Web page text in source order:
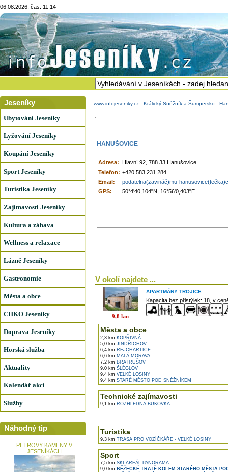
06.08.2026, čas: 11:14
Jeseníky
Ubytování Jeseníky
Lyžování Jeseníky
Koupání Jeseníky
Sport Jeseníky
Turistika Jeseníky
Zajímavosti Jeseníky
Kultura a zábava
Wellness a relaxace
Lázně Jeseníky
Gastronomie
Města a obce
CHKO Jeseníky
Doprava Jeseníky
Horská služba
Aktuality
Kalendář akcí
Služby
Náhodný tip
PETROVY KAMENY V
JESENÍKÁCH
www.infojeseniky.cz - Králický Sněžník a Šumpersko -
HANUŠOVICE
Adresa: Hlavní 92, 788 33 Hanušovice
Telefon: +420 583 231 284
Email:
podatelna(zavináč)mu-
GPS:
50°4'40,104"N, 16°56'0,403"E
V okolí najdete ...
9,8 km
APARTMÁNY TROJICE
Kapacita bez přistýlek: 18, v
Města a obce
2,3 km KOPŘIVNÁ
5,0 km JINDŘICHOV
6,4 km REJCHARTICE
6,6 km MALÁ MORAVA
7,2 km BRATRUŠOV
9,0 km ŠLÉGLOV
9,4 km VELKÉ LOSINY
9,4 km STARÉ MĚSTO POD SNĚŽNÍKEM
Technické zajímavosti
9,1 km ROZHLEDNA BUKOVKA
Turistika
9,3 km TRASA PRO VOZÍČKÁŘE - VELKÉ LOSINY
Sport
7,5 km SKI AREÁL PANORAMA
9,0 km BĚŽECKÉ TRATĚ KOLEM STARÉHO MĚSTA